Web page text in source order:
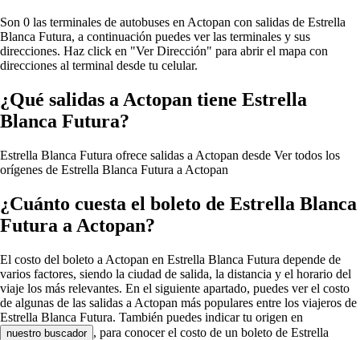
Son 0 las terminales de autobuses en Actopan con salidas de Estrella
Blanca Futura, a continuación puedes ver las terminales y sus
direcciones. Haz click en "Ver Dirección" para abrir el mapa con
direcciones al terminal desde tu celular.
¿Qué salidas a Actopan tiene Estrella
Blanca Futura?
Estrella Blanca Futura ofrece salidas a Actopan desde Ver todos los
orígenes de Estrella Blanca Futura a Actopan
¿Cuánto cuesta el boleto de Estrella Blanca
Futura a Actopan?
El costo del boleto a Actopan en Estrella Blanca Futura depende de
varios factores, siendo la ciudad de salida, la distancia y el horario del
viaje los más relevantes. En el siguiente apartado, puedes ver el costo
de algunas de las salidas a Actopan más populares entre los viajeros de
Estrella Blanca Futura. También puedes indicar tu origen en
nuestro buscador , para conocer el costo de un boleto de Estrella